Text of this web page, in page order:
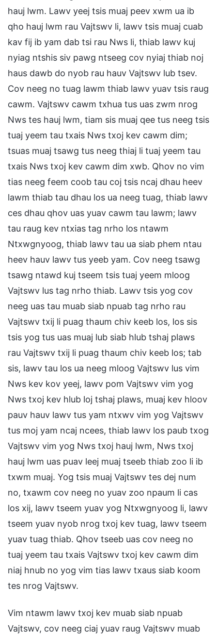
hauj lwm. Lawv yeej tsis muaj peev xwm ua ib
qho hauj lwm rau Vajtswv li, lawv tsis muaj cuab
kav fij ib yam dab tsi rau Nws li, thiab lawv kuj
nyiag ntshis siv pawg ntseeg cov nyiaj thiab noj
haus dawb do nyob rau hauv Vajtswv lub tsev.
Cov neeg no tuag lawm thiab lawv yuav tsis raug
cawm. Vajtswv cawm txhua tus uas zwm nrog
Nws tes hauj lwm, tiam sis muaj qee tus neeg tsis
tuaj yeem tau txais Nws txoj kev cawm dim;
tsuas muaj tsawg tus neeg thiaj li tuaj yeem tau
txais Nws txoj kev cawm dim xwb. Qhov no vim
tias neeg feem coob tau coj tsis ncaj dhau heev
lawm thiab tau dhau los ua neeg tuag, thiab lawv
ces dhau qhov uas yuav cawm tau lawm; lawv
tau raug kev ntxias tag nrho los ntawm
Ntxwgnyoog, thiab lawv tau ua siab phem ntau
heev hauv lawv tus yeeb yam. Cov neeg tsawg
tsawg ntawd kuj tseem tsis tuaj yeem mloog
Vajtswv lus tag nrho thiab. Lawv tsis yog cov
neeg uas tau muab siab npuab tag nrho rau
Vajtswv txij li puag thaum chiv keeb los, los sis
tsis yog tus uas muaj lub siab hlub tshaj plaws
rau Vajtswv txij li puag thaum chiv keeb los; tab
sis, lawv tau los ua neeg mloog Vajtswv lus vim
Nws kev kov yeej, lawv pom Vajtswv vim yog
Nws txoj kev hlub loj tshaj plaws, muaj kev hloov
pauv hauv lawv tus yam ntxwv vim yog Vajtswv
tus moj yam ncaj ncees, thiab lawv los paub txog
Vajtswv vim yog Nws txoj hauj lwm, Nws txoj
hauj lwm uas puav leej muaj tseeb thiab zoo li ib
txwm muaj. Yog tsis muaj Vajtswv tes dej num
no, txawm cov neeg no yuav zoo npaum li cas
los xij, lawv tseem yuav yog Ntxwgnyoog li, lawv
tseem yuav nyob nrog txoj kev tuag, lawv tseem
yuav tuag thiab. Qhov tseeb uas cov neeg no
tuaj yeem tau txais Vajtswv txoj kev cawm dim
niaj hnub no yog vim tias lawv txaus siab koom
tes nrog Vajtswv.
Vim ntawm lawv txoj kev muab siab npuab
Vajtswv, cov neeg ciaj yuav raug Vajtswv muab